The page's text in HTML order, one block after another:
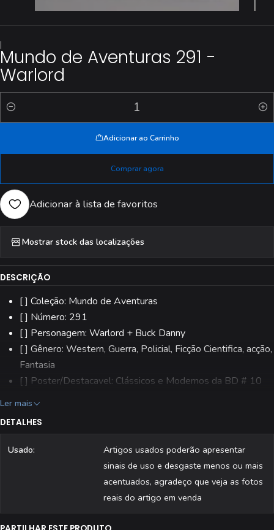
|
Mundo de Aventuras 291 -
Warlord
Quantidade
Adicionar ao Carrinho
Comprar agora
Adicionar à lista de favoritos
Mostrar stock das localizações
DESCRIÇÃO
[ ] Coleção: Mundo de Aventuras
[ ] Número: 291
[ ] Personagem: Warlord + Buck Danny
[ ] Gênero: Western, Guerra, Policial, Ficção Cientifica, acção,
Fantasia
[ ] Poster/Destacavel: Clássicos e Modernos da BD # 10
[ ] Editora: Aguiar & Dias, Lda.
[ ] Todas as revistas são fotografadas individualmente.
Ler mais
DETALHES
Usado:
Artigos usados poderão apresentar
sinais de uso e desgaste menos ou mais
acentuados, agradeço que veja as fotos
reais do artigo em venda